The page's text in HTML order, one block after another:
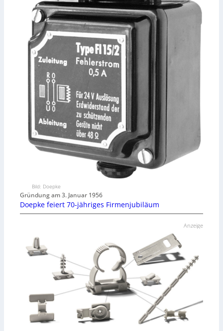
Bild: Doepke
Gründung am 3. Januar 1956
Doepke feiert 70-jähriges Firmenjubiläum
Anzeige